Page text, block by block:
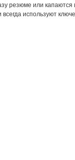
резюме или капаются
используют